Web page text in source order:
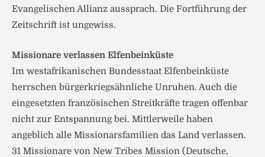
Evangelischen Allianz aussprach. Die Fortführung der
Zeitschrift ist ungewiss.
Missionare verlassen Elfenbeinküste
Im westafrikanischen Bundesstaat Elfenbeinküste
herrschen bürgerkriegsähnliche Unruhen. Auch die
eingesetzten französischen Streitkräfte tragen offenbar
nicht zur Entspannung bei. Mittlerweile haben
angeblich alle Missionarsfamilien das Land verlassen.
31 Missionare von New Tribes Mission (Deutsche,